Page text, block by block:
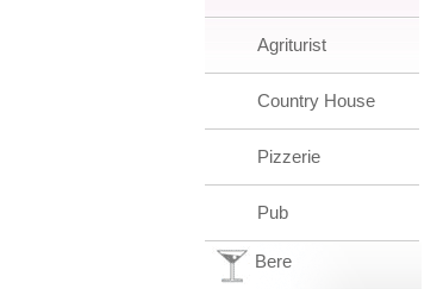
Agriturist
Country House
Pizzerie
Pub
Bere